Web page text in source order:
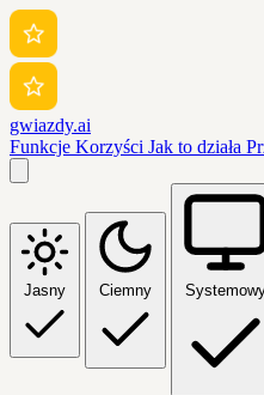
gwiazdy.ai
Funkcje Korzyści Jak to działa
Jasny Ciemny